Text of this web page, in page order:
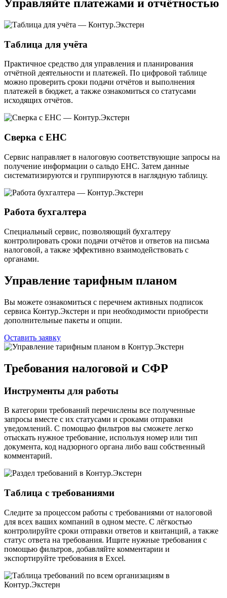
Управляйте платежами и отчётностью
Таблица для учёта
Практичное средство для управления и планирования
отчётной деятельности и платежей. По цифровой таблице
можно проверить сроки подачи отчётов и выполнения
платежей в бюджет, а также ознакомиться со статусами
исходящих отчётов.
Сверка с ЕНС
Сервис направляет в налоговую соответствующие запросы на
получение информации о сальдо ЕНС. Затем данные
систематизируются и группируются в наглядную таблицу.
Работа бухгалтера
Специальный сервис, позволяющий бухгалтеру
контролировать сроки подачи отчётов и ответов на письма
налоговой, а также эффективно взаимодействовать с
органами.
Управление тарифным планом
Вы можете ознакомиться с перечнем активных подписок
сервиса Контур.Экстерн и при необходимости приобрести
дополнительные пакеты и опции.
Оставить заявку
Требования налоговой и СФР
Инструменты для работы
В категории требований перечислены все полученные
запросы вместе с их статусами и сроками отправки
уведомлений. С помощью фильтров вы сможете легко
отыскать нужное требование, используя номер или тип
документа, код надзорного органа либо ваш собственный
комментарий.
Таблица с требованиями
Следите за процессом работы с требованиями от налоговой
для всех ваших компаний в одном месте. С лёгкостью
контролируйте сроки отправки ответов и квитанций, а также
статус ответа на требования. Ищите нужные требования с
помощью фильтров, добавляйте комментарии и
экспортируйте требования в Excel.